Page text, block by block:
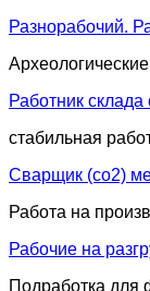
Разнорабочий.
Работник склада
стабильная
Сварщик (co2)
Работа на
Рабочие на
Подработка для